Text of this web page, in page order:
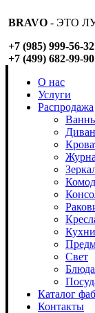
BRAVO - ЭТО
+7 (985) 999-56-32
+7 (499) 682-99-90
О нас
Услуги
Распродажа
Кухни
Свет
Блюда
Каталог
Контакты